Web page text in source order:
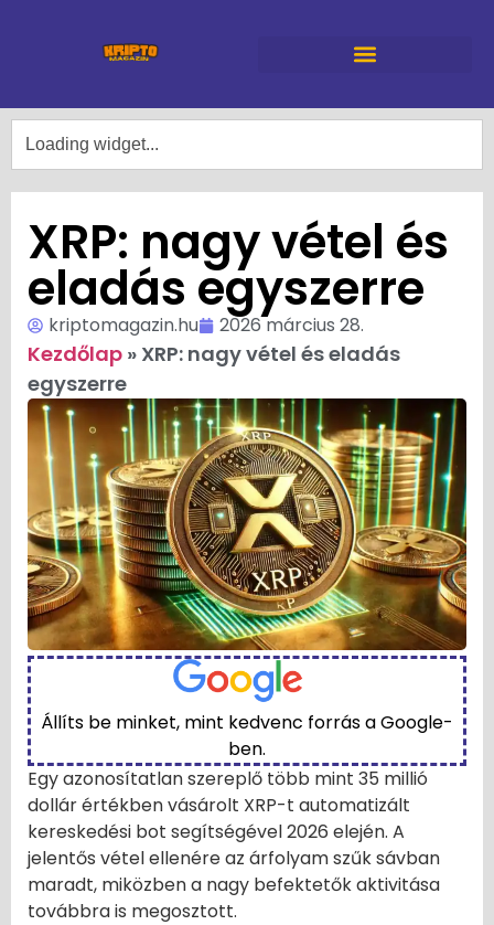
XRP: nagy vétel és
eladás egyszerre
kriptomagazin.hu 2026 március 28.
Kezdőlap » XRP: nagy vétel és eladás
egyszerre
Állíts be minket, mint kedvenc forrás a Google-
ben.
Egy azonosítatlan szereplő több mint 35 millió
dollár értékben vásárolt XRP-t automatizált
kereskedési bot segítségével 2026 elején. A
jelentős vétel ellenére az árfolyam szűk sávban
maradt, miközben a nagy befektetők aktivitása
továbbra is megosztott.